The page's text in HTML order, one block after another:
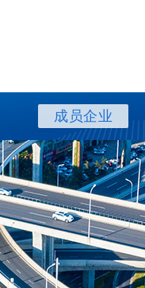
成员企业